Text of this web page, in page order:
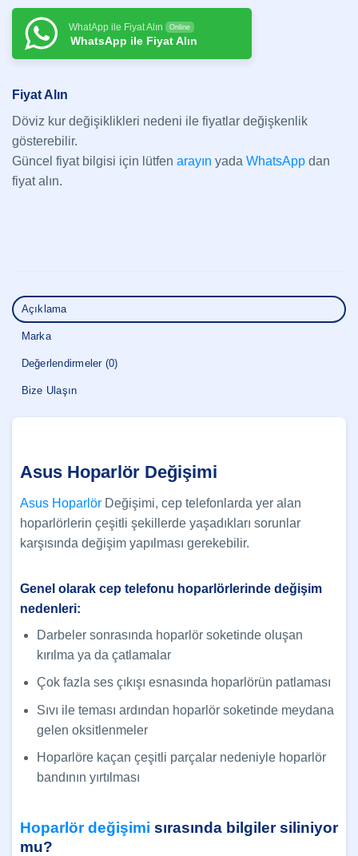
WhatApp ile Fiyat Alın Online
WhatsApp ile Fiyat Alın
Fiyat Alın
Döviz kur değişiklikleri nedeni ile fiyatlar değişkenlik
gösterebilir.
Güncel fiyat bilgisi için lütfen arayın yada WhatsApp dan
fiyat alın.
Açıklama
Marka
Değerlendirmeler (0)
Bize Ulaşın
Asus Hoparlör Değişimi
Asus Hoparlör Değişimi, cep telefonlarda yer alan
hoparlörlerin çeşitli şekillerde yaşadıkları sorunlar
karşısında değişim yapılması gerekebilir.
Genel olarak cep telefonu hoparlörlerinde değişim
nedenleri:
Darbeler sonrasında hoparlör soketinde oluşan
kırılma ya da çatlamalar
Çok fazla ses çıkışı esnasında hoparlörün patlaması
Sıvı ile teması ardından hoparlör soketinde meydana
gelen oksitlenmeler
Hoparlöre kaçan çeşitli parçalar nedeniyle hoparlör
bandının yırtılması
Hoparlör değişimi sırasında bilgiler siliniyor
mu?